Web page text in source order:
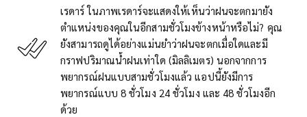
เรดาร์ ในภาพเรดาร์จะแสดงให้เห็นว่าฝนจะตกมายัง
ตำแหน่งของคุณในอีกสามชั่วโมงข้างหน้าหรือไม่? คุณ
ยังสามารถดูได้อย่างแม่นยำว่าฝนจะตกเมื่อใดและมี
กราฟปริมาณน้ำฝนเท่าใด (มิลลิเมตร) นอกจากการ
พยากรณ์ฝนแบบสามชั่วโมงแล้ว แอปนี้ยังมีการ
พยากรณ์แบบ 8 ชั่วโมง 24 ชั่วโมง และ 48 ชั่วโมงอีก
ด้วย